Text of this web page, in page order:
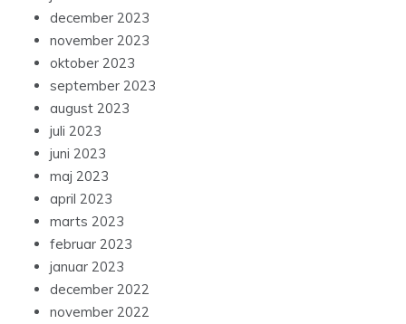
december 2023
november 2023
oktober 2023
september 2023
august 2023
juli 2023
juni 2023
maj 2023
april 2023
marts 2023
februar 2023
januar 2023
december 2022
november 2022